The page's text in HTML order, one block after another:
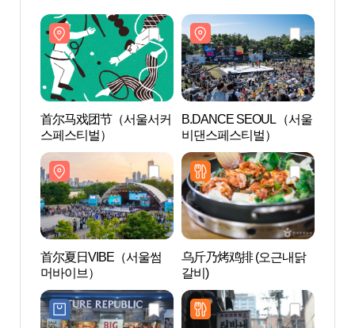
首尔马戏团节（서울서커
스페스티벌）
B.DANCE SEOUL（서울
비댄스페스티벌）
首尔夏日VIBE（서울썸
머바이브）
乌斤乃烤鸡排 (오근내닭
갈비)